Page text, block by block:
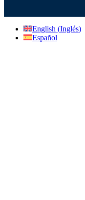
English (Inglés)
Español